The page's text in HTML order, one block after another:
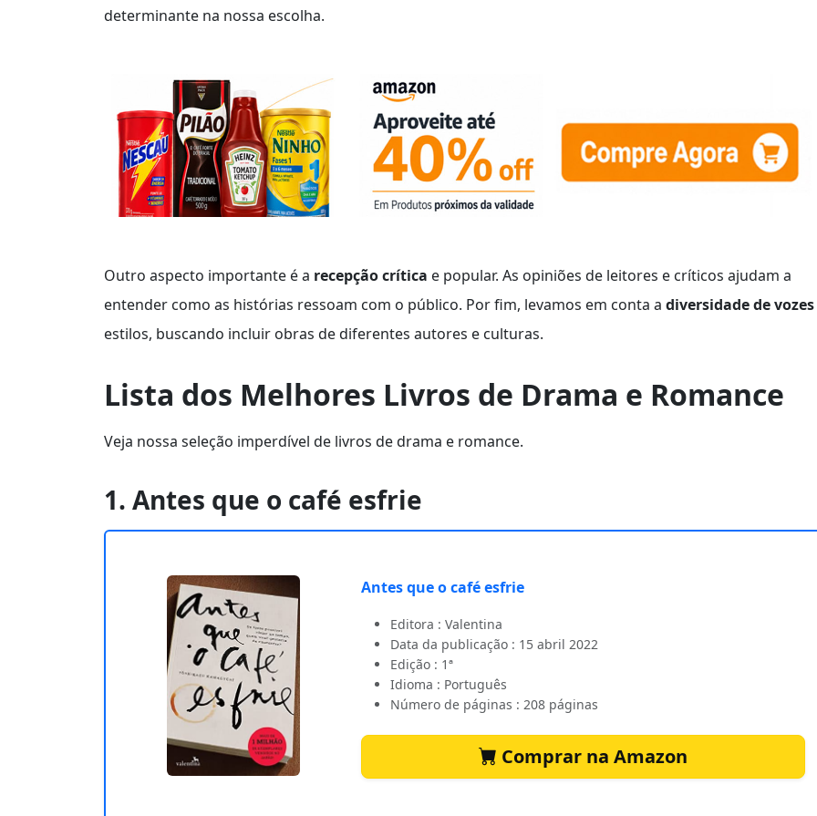
determinante na nossa escolha.
Outro aspecto importante é a recepção crítica e popular. As opiniões de leitores e críticos ajudam a
entender como as histórias ressoam com o público. Por fim, levamos em conta a diversidade de vozes
estilos, buscando incluir obras de diferentes autores e culturas.
Lista dos Melhores Livros de Drama e Romance
Veja nossa seleção imperdível de livros de drama e romance.
1. Antes que o café esfrie
Antes que o café esfrie
Editora : Valentina
Data da publicação : 15 abril 2022
Edição : 1ª
Idioma : Português
Número de páginas : 208 páginas
Comprar na Amazon